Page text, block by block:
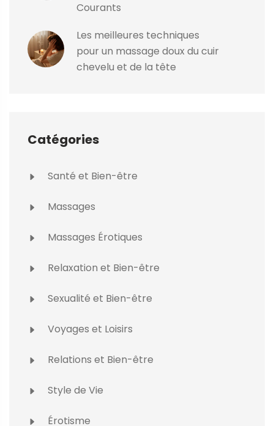
Courants
Les meilleures techniques
pour un massage doux du cuir
chevelu et de la tête
Catégories
Santé et Bien-être
Massages
Massages Érotiques
Relaxation et Bien-être
Sexualité et Bien-être
Voyages et Loisirs
Relations et Bien-être
Style de Vie
Érotisme